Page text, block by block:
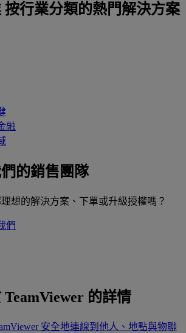
按行業分類的熱門解決方案
融
的銷售團隊
想的解決方案、下單或升級授權嗎？
們
TeamViewer 的詳情
安全地連線到他人、地點與物聯